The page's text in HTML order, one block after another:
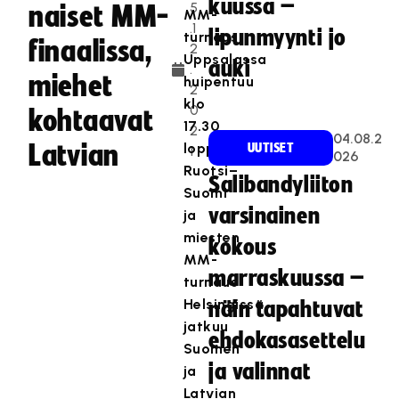
naiset MM-
finaalissa,
miehet
kohtaavat
Latvian
5
.1
2
.
2
0
2
1
MM-
turnaus
Uppsalassa
huipentuu
klo
17.30
loppuotteluun
Ruotsi–
Suomi
ja
miesten
MM-
turnaus
Helsingissä
jatkuu
Suomen
ja
Latvian
kuussa –
lipunmyynti jo
auki
UUTISET
04.08.2
026
Salibandyliiton
varsinainen
kokous
marraskuussa –
näin tapahtuvat
ehdokasasettelu
ja valinnat